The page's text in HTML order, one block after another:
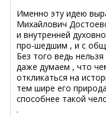
Именно эту идею
Михайлович
и внутренней
про-шедшим , и с
Без того ведь
даже думаем , что
откликаться на
тем шире его
способнее такой
.